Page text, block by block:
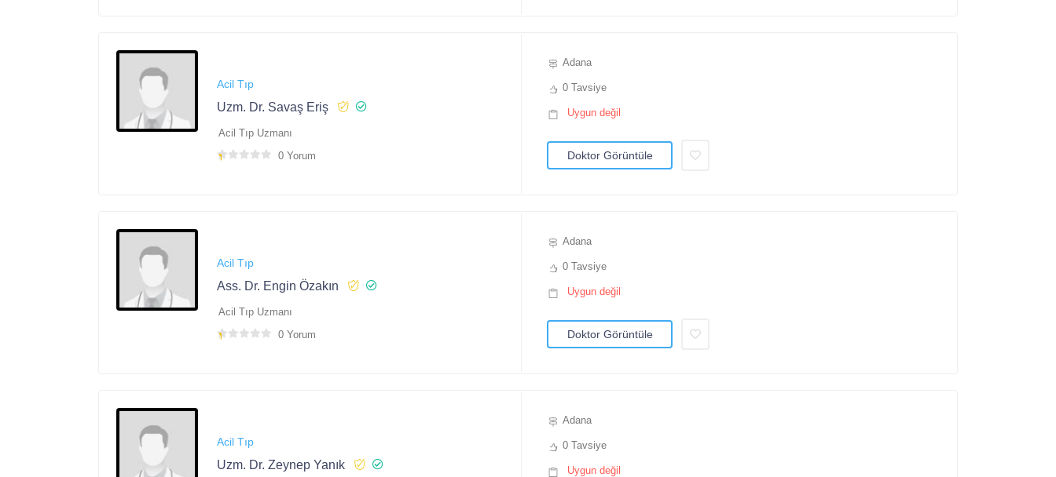
Acil Tıp
Uzm. Dr. Savaş Eriş
Acil Tıp Uzmanı
0 Yorum
Adana
0 Tavsiye
Uygun değil
Doktor Görüntüle
Acil Tıp
Ass. Dr. Engin Özakın
Acil Tıp Uzmanı
0 Yorum
Adana
0 Tavsiye
Uygun değil
Doktor Görüntüle
Acil Tıp
Uzm. Dr. Zeynep Yanık
Adana
0 Tavsiye
Uygun değil